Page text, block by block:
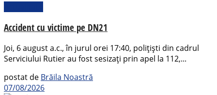
Accident cu victime pe DN21
Joi, 6 august a.c., în jurul orei 17:40, polițiști din cadrul
Serviciului Rutier au fost sesizați prin apel la 112,...
postat de Brăila Noastră
07/08/2026